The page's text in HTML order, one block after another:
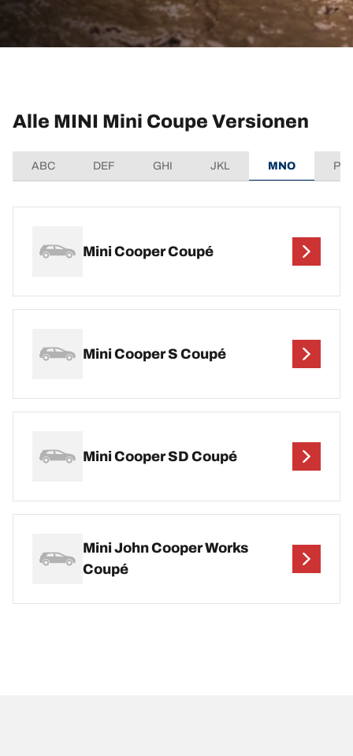
Alle MINI Mini Coupe Versionen
ABC DEF GHI JKL MNO
Mini Cooper Coupé
Mini Cooper S Coupé
Mini Cooper SD Coupé
Mini John Cooper Works
Coupé